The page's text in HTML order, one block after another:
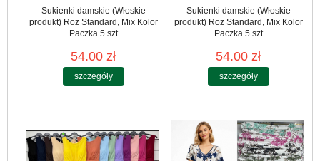
Sukienki damskie (Włoskie
produkt) Roz Standard, Mix Kolor
Paczka 5 szt
54.00 zł
szczegóły
Sukienki damskie (Włoskie
produkt) Roz Standard, Mix Kolor
Paczka 5 szt
54.00 zł
szczegóły